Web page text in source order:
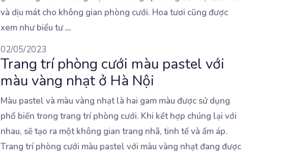
và dịu mát cho không gian phòng cưới. Hoa tươi cũng được
xem như biểu tư...
02/05/2023
Trang trí phòng cưới màu pastel với
màu vàng nhạt ở Hà Nội
Màu pastel và màu vàng nhạt là hai gam màu được sử dụng
phổ biến trong trang trí phòng cưới. Khi kết hợp chúng lại với
nhau, sẽ tạo ra một không gian trang nhã, tinh tế và ấm áp.
Trang trí phòng cưới màu pastel với màu vàng nhạt đang được